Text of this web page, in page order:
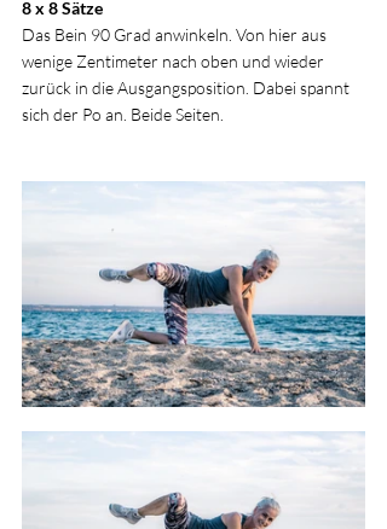
8 x 8 Sätze
Das Bein 90 Grad anwinkeln. Von hier aus
wenige Zentimeter nach oben und wieder
zurück in die Ausgangsposition. Dabei spannt
sich der Po an. Beide Seiten.